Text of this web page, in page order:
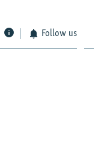
Follow us